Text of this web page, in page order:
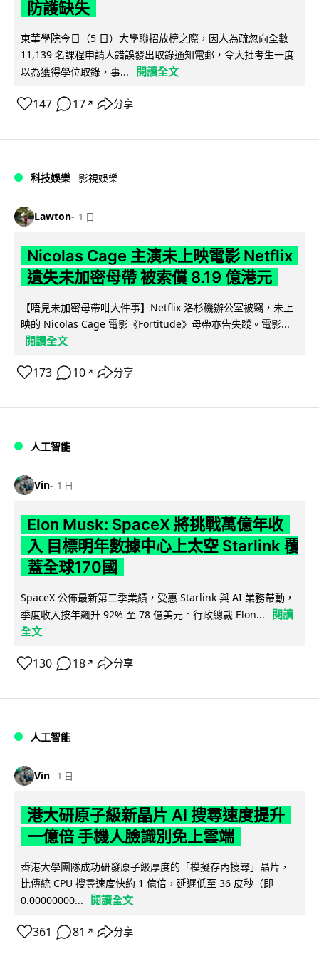
防護缺失
東華學院今日（5 日）大學聯招放榜之際，因人為疏忽向全數
11,139 名課程申請人錯誤發出取錄通知電郵，令大批考生一度
以為獲得學位取錄，事...
閱讀全文
147 17 ↗ 分享
科技娛樂 影視娛樂
Lawton 1 日
Nicolas Cage 主演未上映電影 Netflix
遺失未加密母帶 被索償 8.19 億港元
【唔見未加密母帶咁大件事】Netflix 洛杉磯辦公室被竊，未上
映的 Nicolas Cage 電影《Fortitude》母帶亦告失蹤。電影...
閱讀全文
173 10 ↗ 分享
人工智能
Vin 1 日
Elon Musk: SpaceX 將挑戰萬億年收
入 目標明年數據中心上太空 Starlink 覆
蓋全球170國
SpaceX 公佈最新第二季業績，受惠 Starlink 與 AI 業務帶動，
季度收入按年飆升 92% 至 78 億美元。行政總裁 Elon...
閱讀
全文
130 18 ↗ 分享
人工智能
Vin 1 日
港大研原子級新晶片 AI 搜尋速度提升
一億倍 手機人臉識別免上雲端
香港大學團隊成功研發原子級厚度的「模擬存內搜尋」晶片，
比傳統 CPU 搜尋速度快約 1 億倍，延遲低至 36 皮秒（即
0.00000000...
閱讀全文
361 81 ↗ 分享